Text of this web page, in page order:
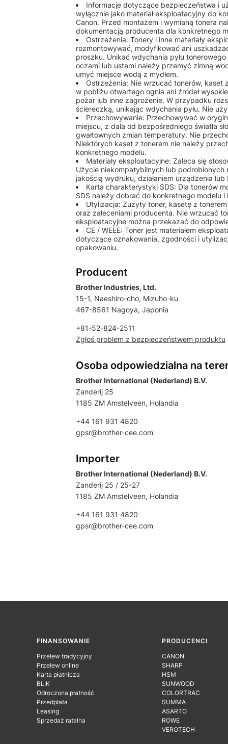
Informacje dotyczące bezpieczeństwa i
wyłącznie jako materiał eksploatacyjny do
Canon. Przed montażem i wymianą tonera
dokumentacją producenta dla konkretnego
Ostrzeżenia: Tonery i inne materiały
rozmontowywać, modyfikować ani
proszku. Unikać wdychania pyłu
oczami lub ustami należy przemyć zimną
umyć miejsce wodą z mydłem.
Ostrzeżenia: Nie wrzucać tonerów, kaset
w pobliżu otwartego ognia ani źródeł
pożar lub inne zagrożenie. W przypadku
ściereczką, unikając wdychania pyłu. Nie
Przechowywanie: Przechowywać w
miejscu, z dala od bezpośredniego światła
gwałtownych zmian temperatury. Nie
Niektórych kaset z tonerem nie należy
konkretnego modelu.
Materiały eksploatacyjne: Zaleca się
Użycie niekompatybilnych lub
jakością wydruku, działaniem urządzenia
Karta charakterystyki SDS: Dla tonerów
SDS należy dobrać do konkretnego modelu
Utylizacja: Zużyty toner, kasetę z
oraz zaleceniami producenta. Nie wrzucać
eksploatacyjne można przekazać do
CE / WEEE: Toner jest materiałem
dotyczące oznakowania, zgodności i
opakowaniu.
Producent
Brother Industries, Ltd.
15-1, Naeshiro-cho, Mizuho-ku
467-8561 Nagoya, Japonia
+81-52-824-2511
Zgłoś problem z bezpieczeństwem produktu
Osoba odpowiedzialna na
Brother International (Nederland) B.V.
Zanderij 25
1185 ZM Amstelveen, Holandia
+44 161 931 4820
gpsr@brother-cee.com
Importer
Brother International (Nederland) B.V.
Zanderij 25 / 25-27
1185 ZM Amstelveen, Holandia
+44 161 931 4820
gpsr@brother-cee.com
Linki w stopce
FINANSOWANIE
Przelew tradycyjny
Przelew online
Karta płatnicza
BLIK
Odroczona płatność
Przedpłata
Leasing
Sprzedaż ratalna
PRODUCENCI
CANON
SHARP
HSM
SUNWOOD
COLORTRAC
SUMMA
ASARTO
ROWE
VEROTECH